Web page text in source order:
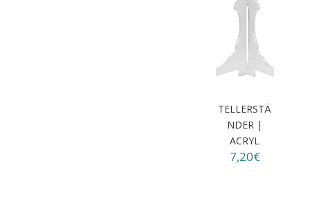
TELLERSTÄ
NDER |
ACRYL
7,20€